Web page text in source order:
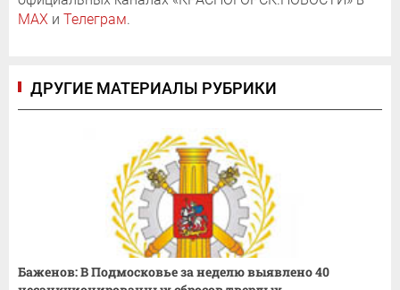
MAX и Телеграм.
ДРУГИЕ МАТЕРИАЛЫ РУБРИКИ
Баженов: В Подмосковье за неделю выявлено 40